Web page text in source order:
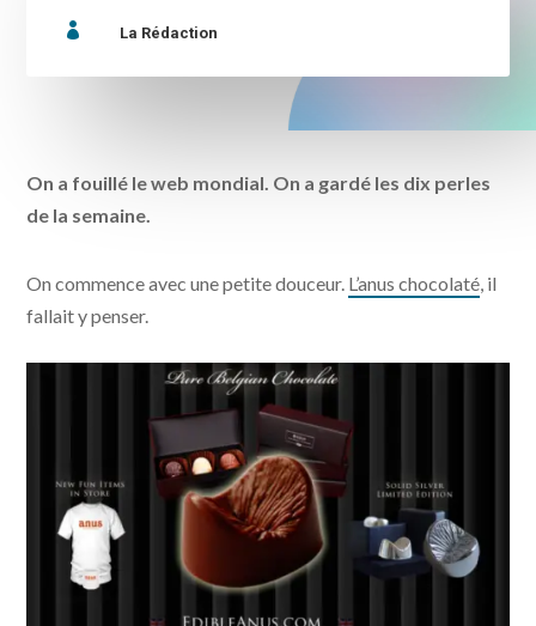
 La Rédaction
On a fouillé le web mondial. On a gardé les dix perles
de la semaine.
On commence avec une petite douceur. L’anus chocolaté , il
fallait y penser.